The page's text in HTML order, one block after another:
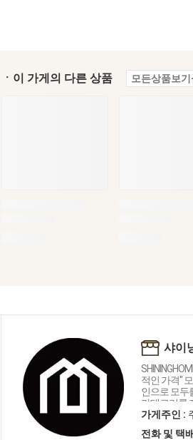
ㆍ이 가게의 다른 상품 모든상품보기
샤이
적인 가격"
인으로 모두
카테고리를
인테리어 샤
가게주인 :
전화 및 택